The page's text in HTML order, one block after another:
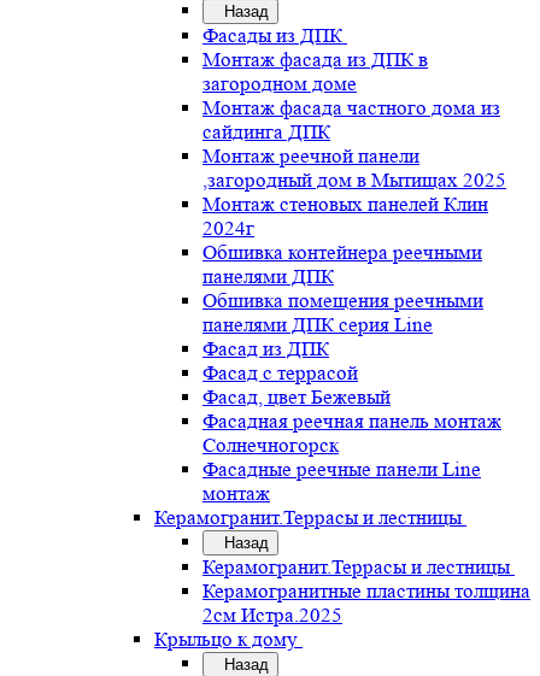
Назад
Фасады из ДПК
Монтаж фасада из ДПК в
загородном доме
Монтаж фасада частного дома из
сайдинга ДПК
Монтаж реечной панели
,загородный дом в Мытищах 2025
Монтаж стеновых панелей Клин
2024г
Обшивка контейнера реечными
панелями ДПК
Обшивка помещения реечными
панелями ДПК серия Line
Фасад из ДПК
Фасад с террасой
Фасад, цвет Бежевый
Фасадная реечная панель монтаж
Солнечногорск
Фасадные реечные панели Line
монтаж
Керамогранит.Террасы и лестницы
Назад
Керамогранит.Террасы и лестницы
Керамогранитные пластины толщина
2см Истра.2025
Крыльцо к дому
Назад